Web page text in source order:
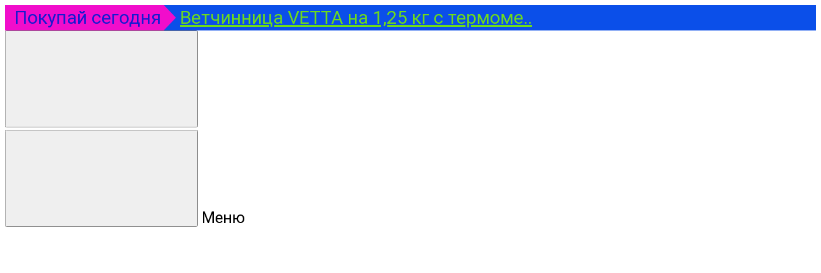
Покупай сегодня Ветчинница VETTA на 1,25 кг с термоме..
Меню